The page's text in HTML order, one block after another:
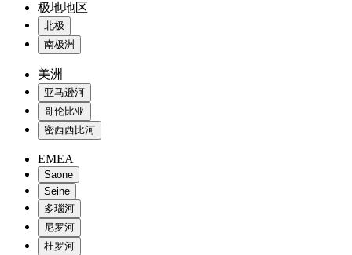
极地地区
北极
南极洲
美洲
亚马逊河
哥伦比亚
密西西比河
EMEA
Saone
Seine
多瑙河
尼罗河
杜罗河